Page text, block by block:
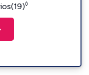
◊